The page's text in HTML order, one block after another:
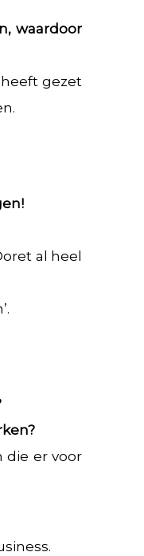
waardoor
gezet
al heel
die er voor